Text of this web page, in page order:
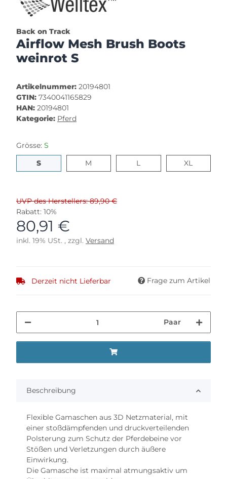
Back on Track
Airflow Mesh Brush Boots
weinrot S
Artikelnummer: 20194801
GTIN: 7340041165829
HAN: 20194801
Kategorie: Pferd
Grösse: S
SS M L XL
UVP des Herstellers: 89,90 €
Rabatt: 10%
80,91 €
inkl. 19% USt. , zzgl. Versand
Derzeit nicht Lieferbar Frage zum Artikel
Paar
Beschreibung
Flexible Gamaschen aus 3D Netzmaterial, mit
einer stoßdämpfenden und druckverteilenden
Polsterung zum Schutz der Pferdebeine vor
Stößen und Verletzungen durch äußere
Einwirkung.
Die Gamasche ist maximal atmungsaktiv um